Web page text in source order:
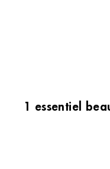
1 essentiel